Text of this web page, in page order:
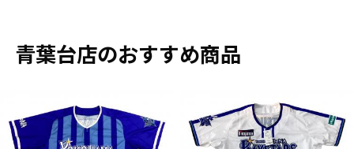
青葉台店のおすすめ商品